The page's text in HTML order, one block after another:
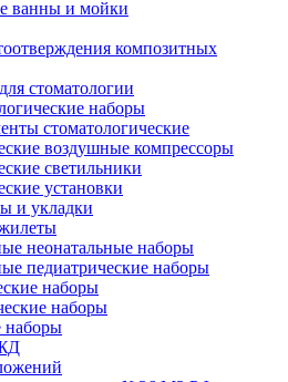
ванны и мойки
композитных
стоматологии
наборы
стоматологические
воздушные компрессоры
светильники
установки
и укладки
неонатальные наборы
педиатрические наборы
наборы
наборы
наборы